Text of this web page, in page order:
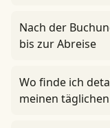
Nach der
bis zur Abreise
Wo finde ich
meinen